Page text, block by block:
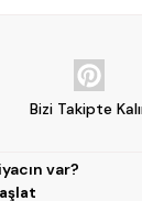
Bizi Takipte
var?